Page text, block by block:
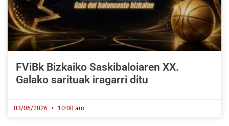
FViBk Bizkaiko Saskibaloiaren XX.
Galako sarituak iragarri ditu
03/06/2026 10:00 am